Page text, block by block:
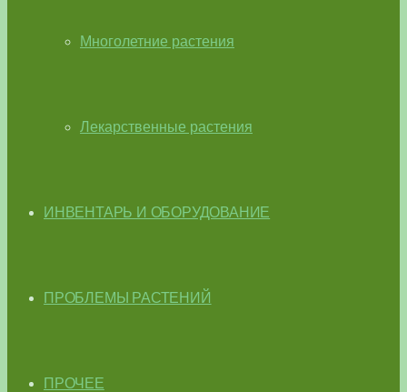
Многолетние растения
Лекарственные растения
ИНВЕНТАРЬ И ОБОРУДОВАНИЕ
ПРОБЛЕМЫ РАСТЕНИЙ
ПРОЧЕЕ